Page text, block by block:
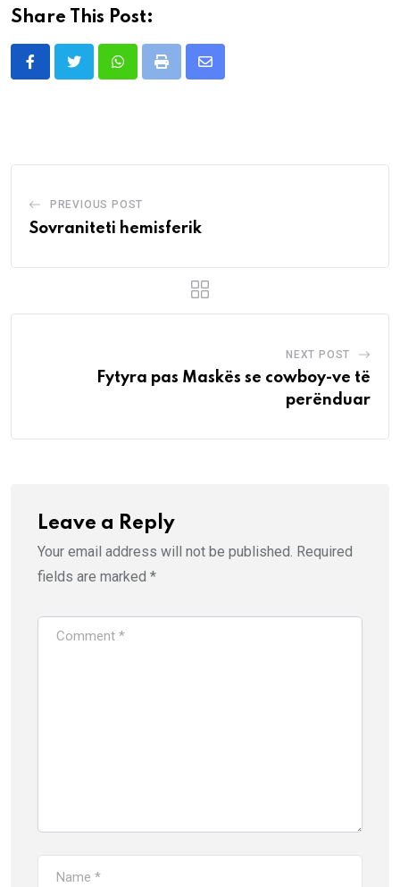
Share This Post:
WhatsappPrint
Share
PREVIOUS POST
Sovraniteti hemisferik
NEXT POST
Fytyra pas Maskës se cowboy-ve të
perënduar
Leave a Reply
Your email address will not be published. Required
fields are marked *